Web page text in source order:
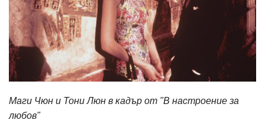
Маги Чюн и Тони Люн в кадър от "В настроение за
любов"